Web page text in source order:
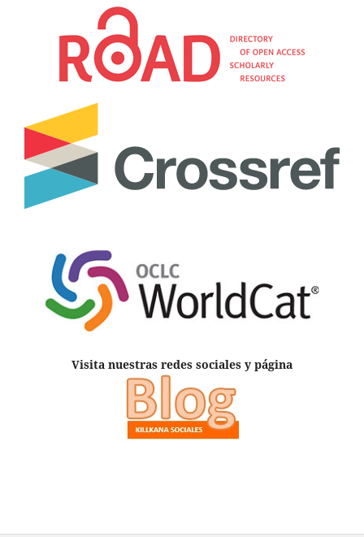
Visita nuestras redes sociales y página